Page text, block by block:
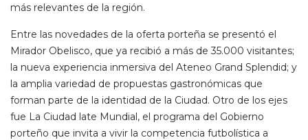
más relevantes de la región.
Entre las novedades de la oferta porteña se presentó el
Mirador Obelisco, que ya recibió a más de 35.000 visitantes;
la nueva experiencia inmersiva del Ateneo Grand Splendid; y
la amplia variedad de propuestas gastronómicas que
forman parte de la identidad de la Ciudad. Otro de los ejes
fue La Ciudad late Mundial, el programa del Gobierno
porteño que invita a vivir la competencia futbolística a